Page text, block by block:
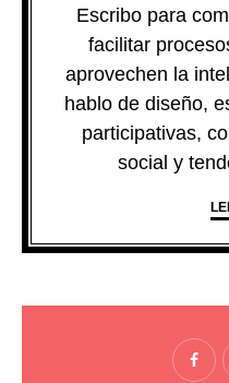
Escribo para
facilitar
aprovechen la
hablo de diseño,
participativas,
social y